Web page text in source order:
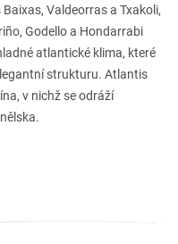
Valdeorras a Txakoli,
Godello a Hondarrabi
atlantické klima, které
strukturu. Atlantis
v nichž se odráží